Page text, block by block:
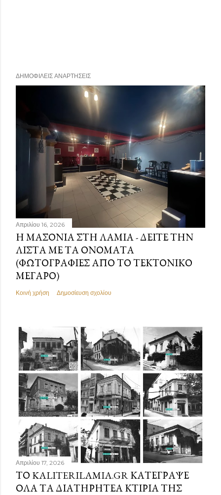
ΔΗΜΟΦΙΛΕΊΣ ΑΝΑΡΤΉΣΕΙΣ
Απριλίου 16, 2026
Η ΜΑΣΟΝΊΑ ΣΤΗ ΛΑΜΊΑ - ΔΕΊΤΕ ΤΗΝ
ΛΊΣΤΑ ΜΕ ΤΑ ΟΝΌΜΑΤΑ
(ΦΩΤΟΓΡΑΦΊΕΣ ΑΠΌ ΤΟ ΤΕΚΤΟΝΙΚΌ
ΜΈΓΑΡΟ)
Κοινή χρήση Δημοσίευση σχολίου
Απριλίου 17, 2026
ΤΟ KALITERILAMIA.GR ΚΑΤΈΓΡΑΨΕ
ΌΛΑ ΤΑ ΔΙΑΤΗΡΗΤΈΑ ΚΤΊΡΙΑ ΤΗΣ